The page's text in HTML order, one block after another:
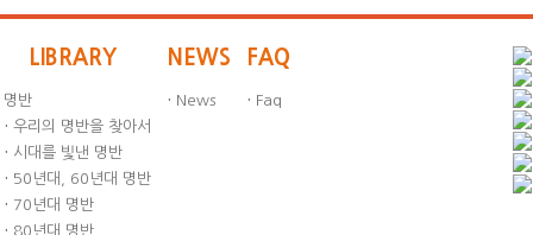
LIBRARY
명반
· 우리의 명반을 찾아서
· 시대를 빛낸 명반
· 50년대, 60년대 명반
· 70년대 명반
· 80년대 명반
NEWS
· News
FAQ
· Faq